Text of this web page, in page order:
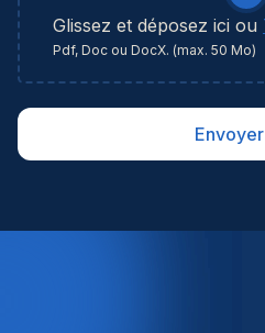
professionele
en ondersteuning.Een
samenwerking en
uitdagende functie met
en afwisseling.Ref:
jouw expertise binnen
jou te bieden heeft.Heb je
septemberContract van
jaarEen uitgebreide
collega tijdens een
aansluitende
Glissez et déposez ici ou
Pdf, Doc ou DocX. (max. 50 Mo)
Envoyer